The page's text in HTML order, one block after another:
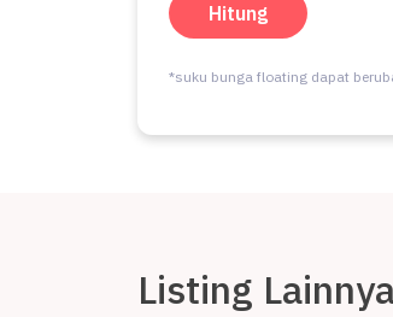
Hitung
*suku bunga floating dapat
Listing